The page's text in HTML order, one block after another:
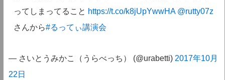
ってしまってること https://t.co/k8jUpYwwHA @rutty07z
さんから#るってぃ講演会
— さいとうみかこ（うらべっち） (@urabetti) 2017年10月
22日